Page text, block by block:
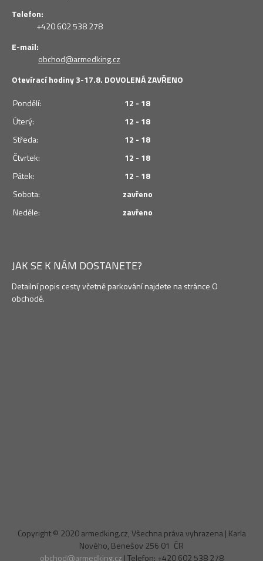
Telefon:
+420 602 538 278
E-mail:
obchod@armedking.cz
Otevírací hodiny 3-17.8. DOVOLENÁ ZAVŘENO
Pondělí:
12 - 18
Úterý:
12 - 18
Středa:
12 - 18
Čtvrtek:
12 - 18
Pátek:
12 - 18
Sobota:
zavřeno
Neděle:
zavřeno
JAK SE K NÁM DOSTANETE?
Detailní popis cesty včetně parkování najdete na stránce O
obchodě.
Copyright © 2020 armedking.cz, Všechna práva vyhrazena | Karla
Nového, Benešov 256 01 ČR
obchod@armedking.cz | Telefon: +420 602 538 278